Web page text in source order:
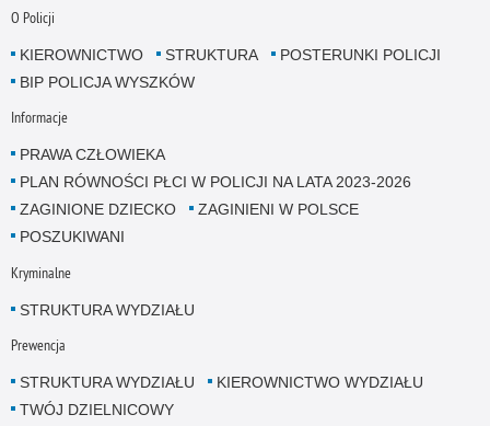
O Policji
KIEROWNICTWO STRUKTURA
POSTERUNKI POLICJI
BIP POLICJA WYSZKÓW
Informacje
PRAWA CZŁOWIEKA
PLAN RÓWNOŚCI PŁCI W POLICJI NA LATA 2023-2026
ZAGINIONE DZIECKO
ZAGINIENI W POLSCE
POSZUKIWANI
Kryminalne
STRUKTURA WYDZIAŁU
Prewencja
STRUKTURA WYDZIAŁU
KIEROWNICTWO WYDZIAŁU
TWÓJ DZIELNICOWY